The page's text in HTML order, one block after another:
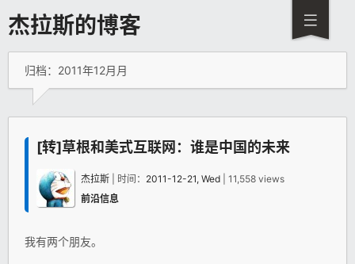
杰拉斯的博客
归档：2011年12月月
[转]草根和美式互联网：谁是中国的未来
杰拉斯 | 时间： 2011-12-21, Wed | 11,558 views
前沿信息
我有两个朋友。